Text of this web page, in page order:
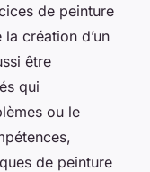
de peinture
création d’un
être
qui
ou le
de peinture